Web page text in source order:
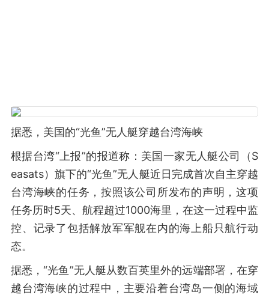
据悉，美国的“光鱼”无人艇穿越台湾海峡
根据台湾“上报”的报道称：美国一家无人艇公司（S
easats）旗下的“光鱼”无人艇近日完成首次自主穿越
台湾海峡的任务，按照该公司所发布的声明，这项
任务历时5天、航程超过1000海里，在这一过程中监
控、记录了包括解放军军舰在内的海上船只航行动
态。
据悉，“光鱼”无人艇从数百英里外的远端部署，在穿
越台湾海峡的过程中，主要沿着台湾岛一侧的海域